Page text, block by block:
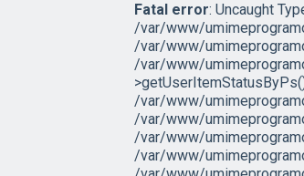
Fatal error: Uncaught
/var/www/
/var/www/
/var/www/
/var/www/
/var/www/
/var/www/
/var/www/